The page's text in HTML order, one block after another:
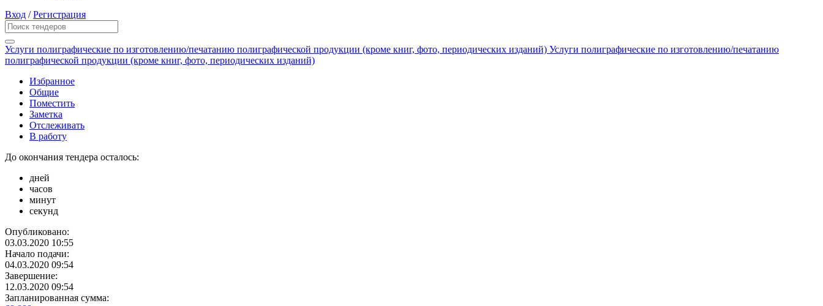
Вход /Регистрация
Услуги полиграфические по изготовлению/печатанию полиграфической продукции (кроме книг, фото, периодических изданий) Услуги полиграфические по изготовлению/печатанию
полиграфической продукции (кроме книг, фото, периодических изданий)
Избранное
Общие
Поместить
Заметка
Отслеживать
В работу
До окончания тендера осталось:
дней
часов
минут
секунд
Опубликовано:
03.03.2020 10:55
Начало подачи:
04.03.2020 09:54
Завершение:
12.03.2020 09:54
Запланированная сумма: